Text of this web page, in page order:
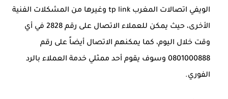
الويفي اتصالات المغرب tp link وغيرها من المشكلات الفنية
الأخرى، حيث يمكن للعملاء الاتصال على رقم 2828 في أي
وقت خلال اليوم، كما يمكنهم الاتصال أيضاً على رقم
0801000888 وسوف يقوم أحد ممثلي خدمة العملاء بالرد
الفوري.